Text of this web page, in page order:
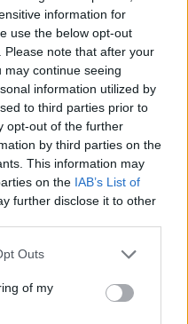
information for
use the below opt-out
note that after your
continue seeing
information utilized by
to third parties prior to
opt-out of the further
by third parties on the
This information may
on the IAB’s List of
further disclose it to other
Outs
of my